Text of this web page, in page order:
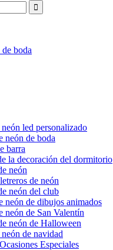
boda
led personalizado
neón de boda
barra
la decoración del dormitorio
neón
de neón
neón del club
neón de dibujos animados
neón de San Valentín
neón de Halloween
de navidad
Especiales